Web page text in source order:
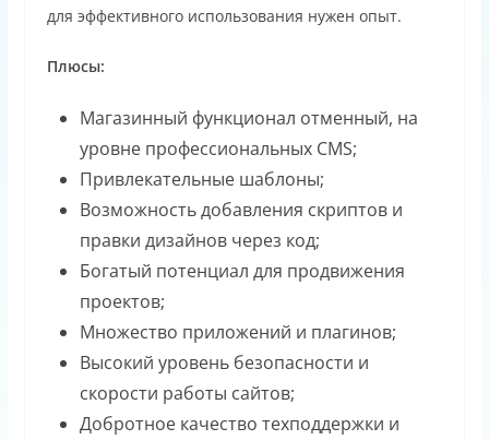
для эффективного использования нужен опыт.
Плюсы:
Магазинный функционал отменный, на
уровне профессиональных CMS;
Привлекательные шаблоны;
Возможность добавления скриптов и
правки дизайнов через код;
Богатый потенциал для продвижения
проектов;
Множество приложений и плагинов;
Высокий уровень безопасности и
скорости работы сайтов;
Добротное качество техподдержки и